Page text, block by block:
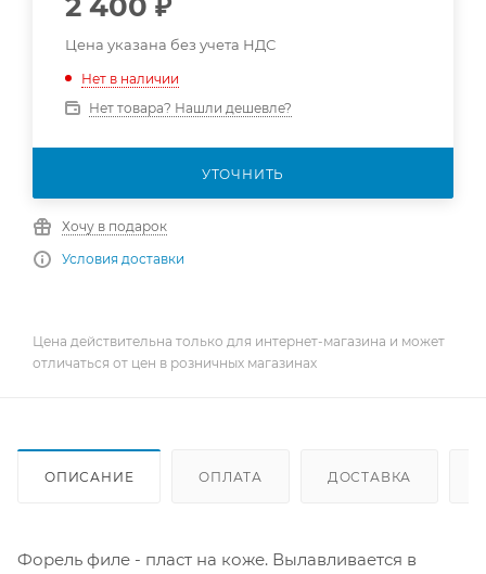
Цена указана без учета НДС
Нет в наличии
Нет товара? Нашли дешевле?
УТОЧНИТЬ
Хочу в подарок
Условия доставки
Цена действительна только для интернет-магазина и может
отличаться от цен в розничных магазинах
ОПИСАНИЕ ОПЛАТА ДОСТАВКА
Форель филе - пласт на коже. Вылавливается в